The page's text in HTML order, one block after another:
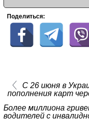
Поделиться:
С 26 июня в
пополнения карт
Более миллиона
водителей с